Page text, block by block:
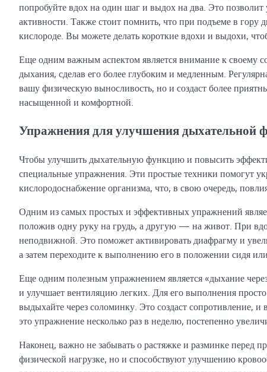
попробуйте вдох на один шаг и выдох на два. Это
активности. Также стоит помнить, что при подъеме в гору
кислороде. Вы можете делать короткие вдохи и выдохи,
Еще одним важным аспектом является внимание к своему
дыхания, сделав его более глубоким и медленным.
вашу физическую выносливость, но и создаст более
насыщенной и комфортной.
Упражнения для улучшения дыхательной
Чтобы улучшить дыхательную функцию и повысить
специальные упражнения. Эти простые техники помогут
кислородоснабжение организма, что, в свою очередь,
Одним из самых простых и эффективных упражнений
положив одну руку на грудь, а другую — на живот. При
неподвижной. Это поможет активировать диафрагму и
а затем переходите к выполнению его в положении сидя
Еще одним полезным упражнением является «дыхание
и улучшает вентиляцию легких. Для его выполнения
выдыхайте через соломинку. Это создаст сопротивление,
это упражнение несколько раз в неделю, постепенно
Наконец, важно не забывать о растяжке и разминке перед
физической нагрузке, но и способствуют улучшению